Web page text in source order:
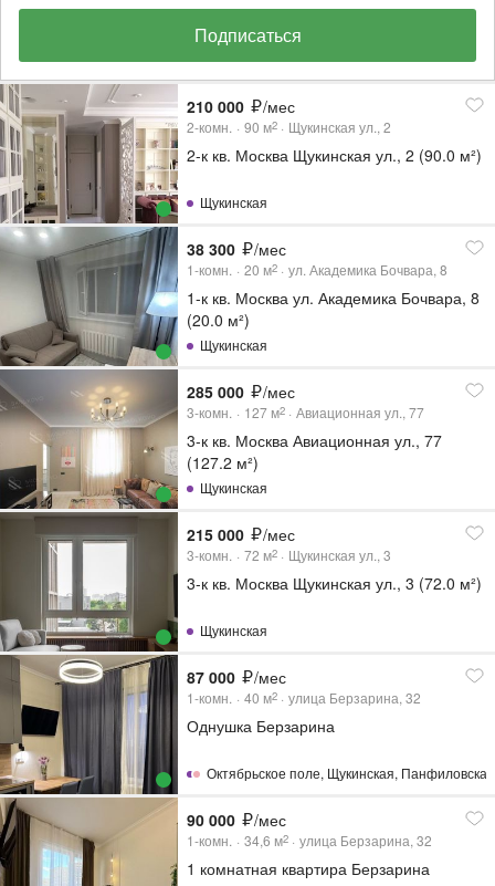
Подписаться
210 000 /мес
2-комн. 90 м2 Щукинская ул., 2
2-к кв. Москва Щукинская ул., 2 (90.0 м²)
Щукинская
38 300 /мес
1-комн. 20 м2 ул. Академика Бочвара, 8
1-к кв. Москва ул. Академика Бочвара, 8
(20.0 м²)
Щукинская
285 000 /мес
3-комн. 127 м2 Авиационная ул., 77
3-к кв. Москва Авиационная ул., 77
(127.2 м²)
Щукинская
215 000 /мес
3-комн. 72 м2 Щукинская ул., 3
3-к кв. Москва Щукинская ул., 3 (72.0 м²)
Щукинская
87 000 /мес
1-комн. 40 м2 улица Берзарина, 32
Однушка Берзарина
Октябрьское поле, Щукинская, Панфиловская
90 000 /мес
1-комн. 34,6 м2 улица Берзарина, 32
1 комнатная квартира Берзарина